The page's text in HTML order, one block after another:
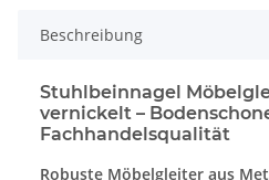
Beschreibung
Stuhlbeinnagel
vernickelt –
Fachhandelsqualität
Robuste Möbelgleiter aus